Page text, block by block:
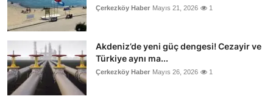
Çerkezköy Haber Mayıs 21, 2026 1
Akdeniz’de yeni güç dengesi! Cezayir ve
Türkiye aynı ma...
Çerkezköy Haber Mayıs 26, 2026 1